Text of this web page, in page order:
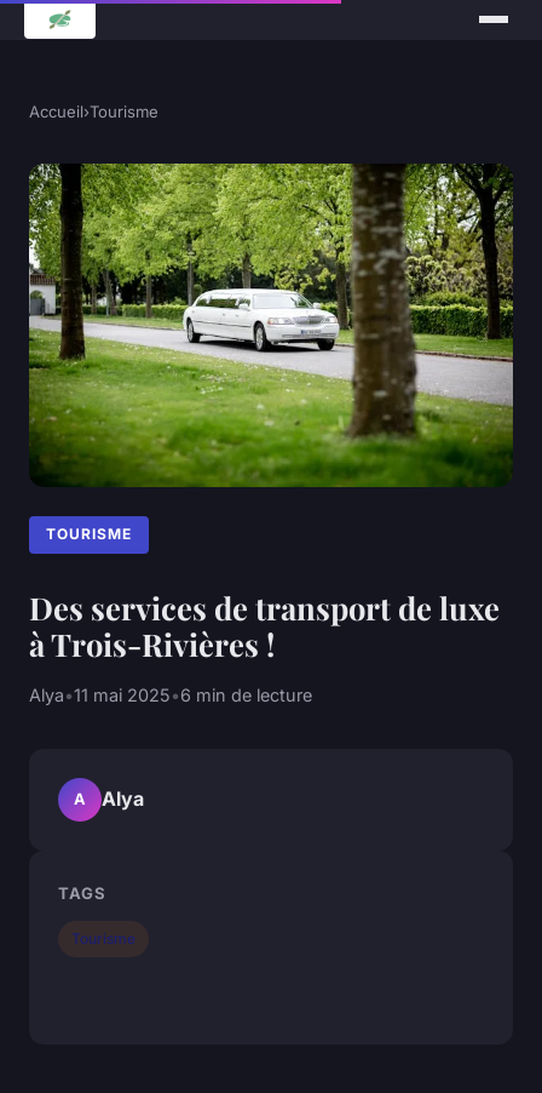
Accueil›Tourisme
TOURISME
Des services de transport de luxe
à Trois-Rivières !
Alya•11 mai 2025•6 min de lecture
A Alya
TAGS
Tourisme